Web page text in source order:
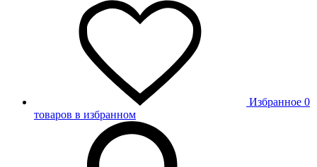
Избранное 0
товаров в избранном